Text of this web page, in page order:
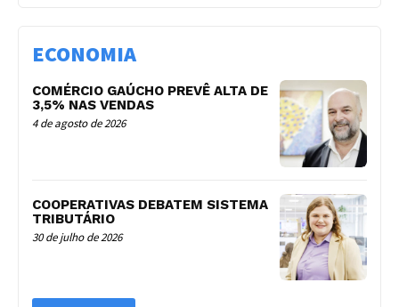
ECONOMIA
COMÉRCIO GAÚCHO PREVÊ ALTA DE
3,5% NAS VENDAS
4 de agosto de 2026
COOPERATIVAS DEBATEM SISTEMA
TRIBUTÁRIO
30 de julho de 2026